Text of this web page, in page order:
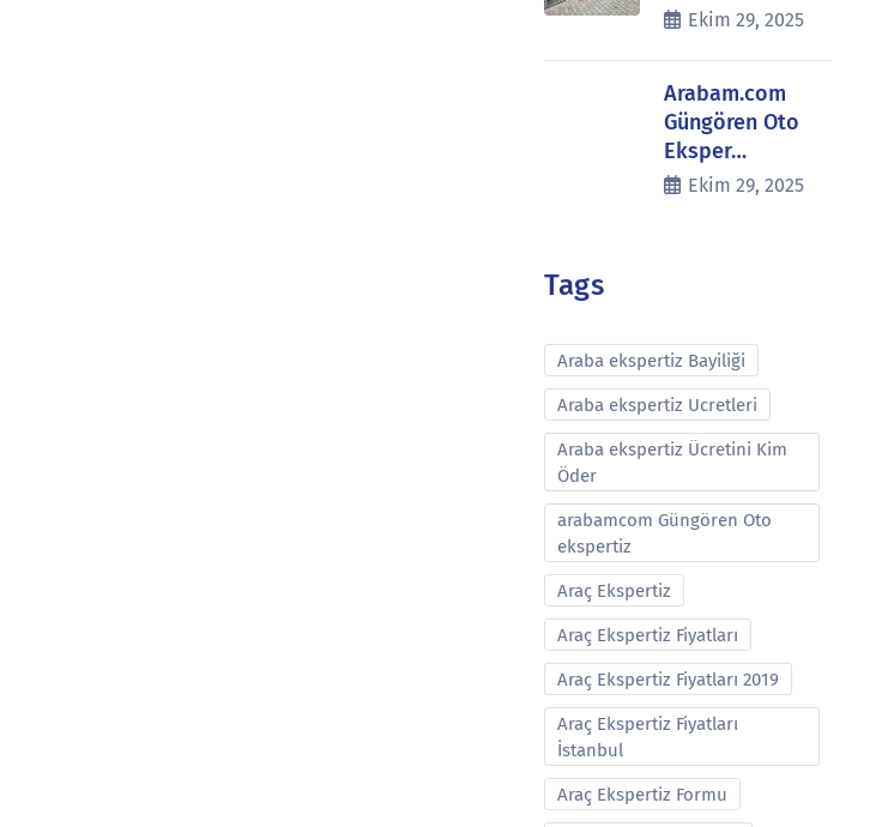
Ekim 29, 2025
Arabam.com
Güngören Oto
Eksper…
Ekim 29, 2025
Tags
Araba ekspertiz Bayiliği
Araba ekspertiz Ucretleri
Araba ekspertiz Ücretini Kim
Öder
arabamcom Güngören Oto
ekspertiz
Araç Ekspertiz
Araç Ekspertiz Fiyatları
Araç Ekspertiz Fiyatları 2019
Araç Ekspertiz Fiyatları
İstanbul
Araç Ekspertiz Formu